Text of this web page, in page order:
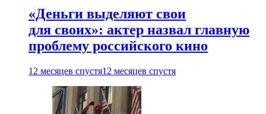
«Деньги выделяют свои
для своих»: актер назвал главную
проблему российского кино
12 месяцев спустя12 месяцев спустя